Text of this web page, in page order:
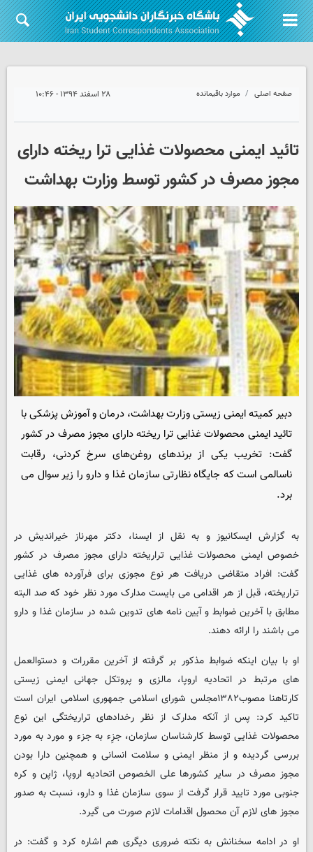
صفحه اصلی موارد باقیمانده ۲۸ اسفند ۱۳۹۴ - ۱۰:۴۶
تائید ایمنی محصولات غذایی ترا ریخته دارای
مجوز مصرف در کشور توسط وزارت بهداشت
دبیر کمیته ایمنی زیستی وزارت بهداشت، درمان و آموزش پزشکی با
تائید ایمنی محصولات غذایی ترا ریخته دارای مجوز مصرف در کشور
گفت: تخریب یکی از برندهای روغن‌های سرخ کردنی، رقابت
ناسالمی است که جایگاه نظارتی سازمان غذا و دارو را زیر سوال می
برد.
به گزارش ایسکانیوز و به نقل از ایسنا، دکتر مهرناز خیراندیش در
خصوص ایمنی محصولات غذایی تراریخته دارای مجوز مصرف در کشور
گفت: افراد متقاضی دریافت هر نوع مجوزی برای فرآورده های غذایی
تراریخته، قبل از هر اقدامی می بایست مدارک مورد نظر خود که صد البته
مطابق با آخرین ضوابط و آیین نامه های تدوین شده در سازمان غذا و دارو
می باشند را ارائه دهند.
او با بیان اینکه ضوابط مذکور بر گرفته از آخرین مقررات و دستوالعمل
های مرتبط در اتحادیه اروپا، مالزی و پروتکل جهانی ایمنی زیستی
کارتاهنا مصوب۱۳۸۲مجلس شورای اسلامی جمهوری اسلامی ایران است
تاکید کرد: پس از آنکه مدارک از نظر رخدادهای تراریختگی این نوع
محصولات غذایی توسط کارشناسان سازمان، جزِء به جزء و مورد به مورد
بررسی گردیده و از منظر ایمنی و سلامت انسانی و همچنین دارا بودن
مجوز مصرف در سایر کشورها علی الخصوص اتحادیه اروپا، ژاپن و کره
جنوبی مورد تایید قرار گرفت از سوی سازمان غذا و دارو، نسبت به صدور
مجوز های لازم آن محصول اقدامات لازم صورت می گیرد.
او در ادامه سخنانش به نکته ضروری دیگری هم اشاره کرد و گفت: در